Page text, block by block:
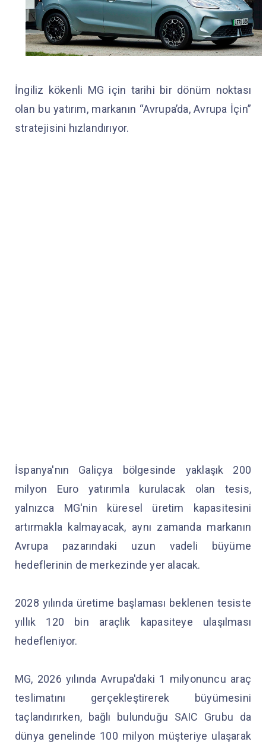
İngiliz kökenli MG için tarihi bir dönüm noktası
olan bu yatırım, markanın “Avrupa’da, Avrupa İçin”
stratejisini hızlandırıyor.
İspanya'nın Galiçya bölgesinde yaklaşık 200
milyon Euro yatırımla kurulacak olan tesis,
yalnızca MG'nin küresel üretim kapasitesini
artırmakla kalmayacak, aynı zamanda markanın
Avrupa pazarındaki uzun vadeli büyüme
hedeflerinin de merkezinde yer alacak.
2028 yılında üretime başlaması beklenen tesiste
yıllık 120 bin araçlık kapasiteye ulaşılması
hedefleniyor.
MG, 2026 yılında Avrupa'daki 1 milyonuncu araç
teslimatını gerçekleştirerek büyümesini
taçlandırırken, bağlı bulunduğu SAIC Grubu da
dünya genelinde 100 milyon müşteriye ulaşarak